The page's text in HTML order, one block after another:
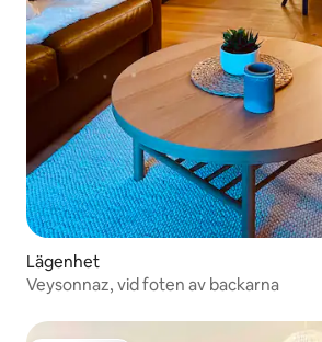
Lägenhet
Veysonnaz, vid foten av backarna